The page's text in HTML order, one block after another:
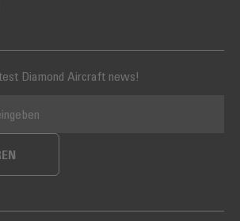
Diamond Aircraft news!